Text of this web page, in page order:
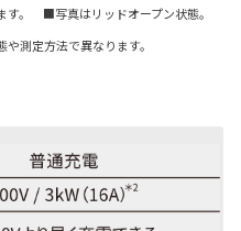
す。 ■写真はリッドオープン状態。
測定方法で異なります。